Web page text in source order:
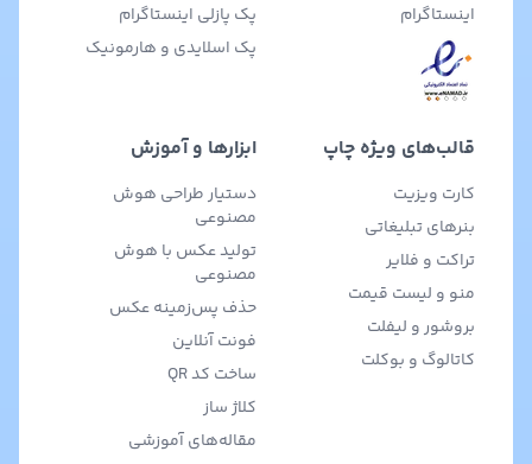
اینستاگرام
پک پازلی اینستاگرام
پک اسلایدی و هارمونیک
قالب‌های ویژه چاپ
کارت ویزیت
بنرهای تبلیغاتی
تراکت و فلایر
منو و لیست قیمت
بروشور و لیفلت
کاتالوگ و بوکلت
ابزارها و آموزش
دستیار طراحی هوش
مصنوعی
تولید عکس با هوش
مصنوعی
حذف پس‌زمینه عکس
فونت آنلاین
ساخت کد QR
کلاژ ساز
مقاله‌های آموزشی